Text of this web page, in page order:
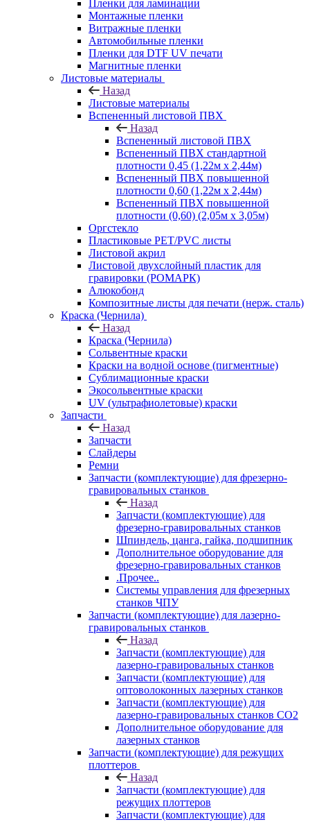
Пленки для ламинации
Монтажные пленки
Витражные пленки
Автомобильные пленки
Пленки для DTF UV печати
Магнитные пленки
Листовые материалы
Назад
Листовые материалы
Вспененный листовой ПВХ
Назад
Вспененный листовой ПВХ
Вспененный ПВХ стандартной
плотности 0,45 (1,22м х 2,44м)
Вспененный ПВХ повышенной
плотности 0,60 (1,22м х 2,44м)
Вспененный ПВХ повышенной
плотности (0,60) (2,05м х 3,05м)
Оргстекло
Пластиковые PET/PVC листы
Листовой акрил
Листовой двухслойный пластик для
гравировки (РОМАРК)
Алюкобонд
Композитные листы для печати (нерж. сталь)
Краска (Чернила)
Назад
Краска (Чернила)
Сольвентные краски
Краски на водной основе (пигментные)
Сублимационные краски
Экосольвентные краски
UV (ультрафиолетовые) краски
Запчасти
Назад
Запчасти
Слайдеры
Ремни
Запчасти (комплектующие) для фрезерно-
гравировальных станков
Назад
Запчасти (комплектующие) для
фрезерно-гравировальных станков
Шпиндель, цанга, гайка, подшипник
Дополнительное оборудование для
фрезерно-гравировальных станков
.Прочее..
Системы управления для фрезерных
станков ЧПУ
Запчасти (комплектующие) для лазерно-
гравировальных станков
Назад
Запчасти (комплектующие) для
лазерно-гравировальных станков
Запчасти (комплектующие) для
оптоволоконных лазерных станков
Запчасти (комплектующие) для
лазерно-гравировальных станков CO2
Дополнительное оборудование для
лазерных станков
Запчасти (комплектующие) для режущих
плоттеров
Назад
Запчасти (комплектующие) для
режущих плоттеров
Запчасти (комплектующие) для